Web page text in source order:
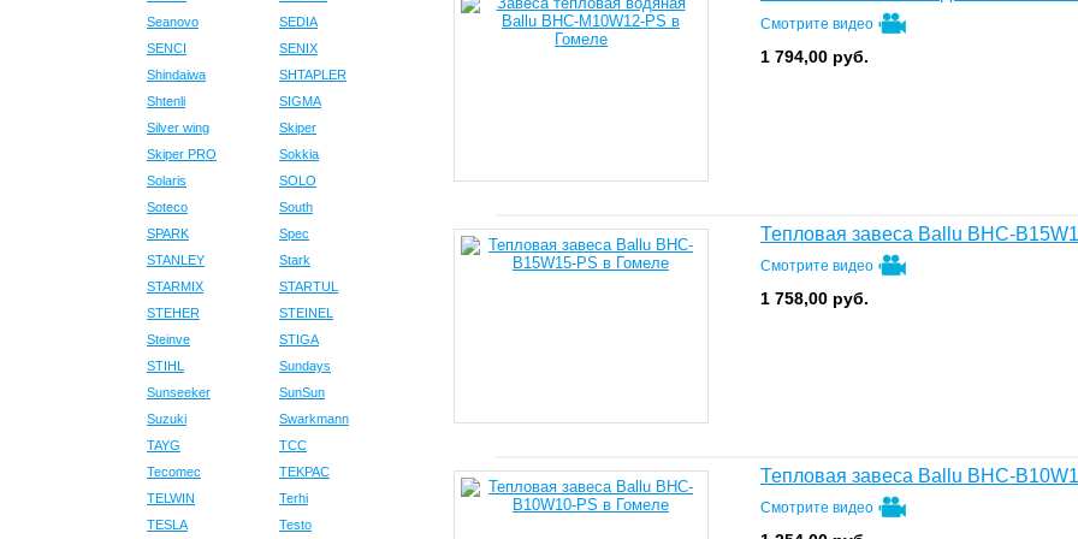
Seanovo
SEDIA
SENCI
SENIX
Shindaiwa
SHTAPLER
Shtenli
SIGMA
Silver wing
Skiper
Skiper PRO
Sokkia
Solaris
SOLO
Soteco
South
SPARK
Spec
STANLEY
Stark
STARMIX
STARTUL
STEHER
STEINEL
Steinve
STIGA
STIHL
Sundays
Sunseeker
SunSun
Suzuki
Swarkmann
TAYG
TCC
Tecomec
TEKPAC
TELWIN
Terhi
TESLA
Testo
Смотрите видео
1 794,00 руб.
Тепловая завеса Ballu BHC-
Смотрите видео
1 758,00 руб.
Тепловая завеса Ballu BHC-
Смотрите видео